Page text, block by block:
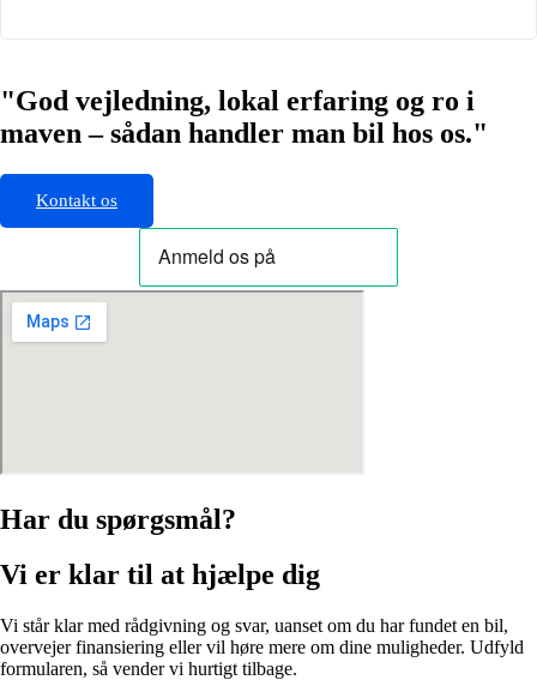
"God vejledning, lokal erfaring og ro i
maven – sådan handler man bil hos os."
Kontakt os
Har du spørgsmål?
Vi er klar til at hjælpe dig
Vi står klar med rådgivning og svar, uanset om du har fundet en bil,
overvejer finansiering eller vil høre mere om dine muligheder. Udfyld
formularen, så vender vi hurtigt tilbage.